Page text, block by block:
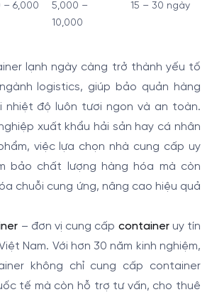
– 6,000
5,000 –
10,000
15 – 30 ngày
lạnh ngày càng trở thành yếu tố
logistics, giúp bảo quản hàng
nhiệt độ luôn tươi ngon và an toàn.
xuất khẩu hải sản hay cá nhân
việc lựa chọn nhà cung cấp uy
bảo chất lượng hàng hóa mà còn
chuỗi cung ứng, nâng cao hiệu quả
– đơn vị cung cấp containeruy tín
Nam. Với hơn 30 năm kinh nghiệm,
không chỉ cung cấp container
tế mà còn hỗ trợ tư vấn, cho thuê